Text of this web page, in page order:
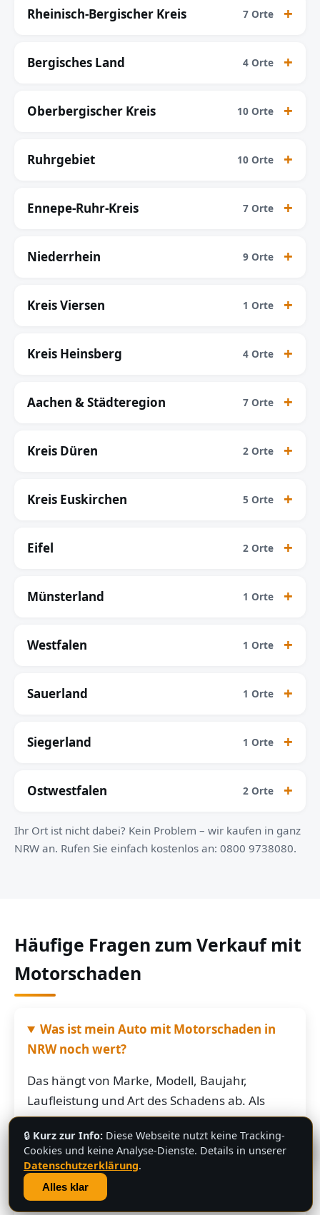
Rheinisch-Bergischer Kreis 7 Orte
Bergisches Land 4 Orte
Oberbergischer Kreis 10 Orte
Ruhrgebiet 10 Orte
Ennepe-Ruhr-Kreis 7 Orte
Niederrhein 9 Orte
Kreis Viersen 1 Orte
Kreis Heinsberg 4 Orte
Aachen & Städteregion 7 Orte
Kreis Düren 2 Orte
Kreis Euskirchen 5 Orte
Eifel 2 Orte
Münsterland 1 Orte
Westfalen 1 Orte
Sauerland 1 Orte
Siegerland 1 Orte
Ostwestfalen 2 Orte
Ihr Ort ist nicht dabei? Kein Problem – wir kaufen in ganz
NRW an. Rufen Sie einfach kostenlos an: 0800 9738080.
Häufige Fragen zum Verkauf mit
Motorschaden
Was ist mein Auto mit Motorschaden in
NRW noch wert?
Das hängt von Marke, Modell, Baujahr,
Laufleistung und Art des Schadens ab. Als
grobe Richtung: Fahrzeuge mit Motorschaden
bringen je nach Restwert der Karosserie und
der Teile oft noch mehrere hundert bis
mehrere tausend Euro. Schicken Sie uns die
Fahrzeugdaten – Sie bekommen von uns eine
💬
🔒 Kurz zur Info: Diese Webseite nutzt keine Tracking-
Cookies und keine Analyse-Dienste. Details in unserer
Datenschutzerklärung.
Alles klar